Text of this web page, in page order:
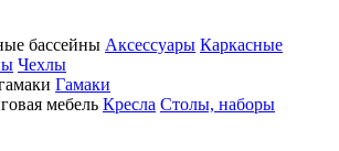
бассейны Аксессуары Каркасные
Чехлы
Гамаки
мебель Кресла Столы, наборы